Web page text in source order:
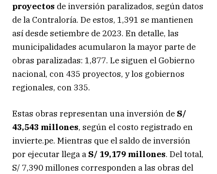
proyectos de inversión paralizados, según datos
de la Contraloría. De estos, 1,391 se mantienen
así desde setiembre de 2023. En detalle, las
municipalidades acumularon la mayor parte de
obras paralizadas: 1,877. Le siguen el Gobierno
nacional, con 435 proyectos, y los gobiernos
regionales, con 335.
Estas obras representan una inversión de S/
43,543 millones, según el costo registrado en
invierte.pe. Mientras que el saldo de inversión
por ejecutar llega a S/ 19,179 millones. Del total,
S/ 7,390 millones corresponden a las obras del